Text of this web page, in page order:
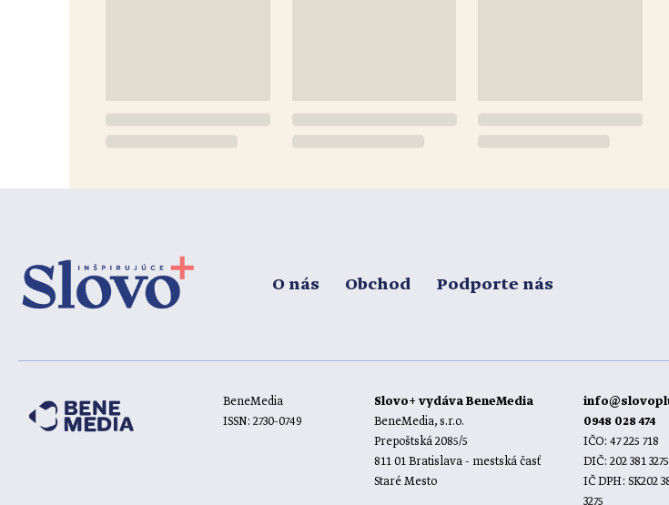
O nás Obchod Podporte nás
BeneMedia
ISSN: 2730-0749
Slovo+ vydáva BeneMedia
BeneMedia, s.r.o.
Prepoštská 2085/5
811 01 Bratislava - mestská časť
Staré Mesto
0948 028 474
IČO: 47 225 718
DIČ: 202 381 3275
IČ DPH: SK202